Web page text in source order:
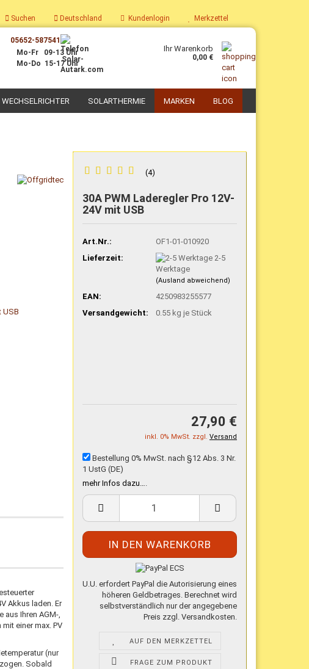
Suchen Deutschland Kundenlogin Merkzettel
05652-587541
Mo-Fr 09-13 Uhr
Mo-Do 15-17 Uhr
Ihr Warenkorb
0,00 €
WECHSELRICHTER SOLARTHERMIE
PV-Boiler
Solaranlagen mit PV-Boiler
Zubehör für PV-Thermie
Parabolkocher
Selbstbau Solarkocher
MARKEN BLOG
4
30A PWM La­de­reg­ler Pro 12V-​
24V mit USB
Art.Nr.:
OF1-01-010920
Lieferzeit:
2-5
Werktage
(Ausland abweichend)
EAN:
4250983255577
Versandgewicht:
0.55 kg je Stück
27,90 €
inkl. 0% MwSt. zzgl. Versand
Bestellung 0% MwSt. nach §12 Abs. 3 Nr.
1 UstG (DE)
mehr Infos dazu…
U.U. erfordert PayPal die Autorisierung eines
höheren Geldbetrages. Berechnet wird
selbstverständlich nur der angegebene
Preis zzgl. Versandkosten.
AUF DEN MERKZETTEL
FRAGE ZUM PRODUKT
Akkus laden. Er
aus Ihren AGM-,
einer max. PV
(nur
Sobald